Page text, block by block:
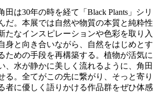
田は30年の時を経て「Black Plants」シリ
だ。本展では自然や物質の本質と純粋性
たなインスピレーションや色彩を取り入
身と向き合いながら、自然をはじめとす
ための手段を再構築する。植物が活気に
、水が静かに美しく流れるように、角田
る。全てがこの先に繋がり、そっと寄り
者に優しく語りかける作品群をぜひ体感